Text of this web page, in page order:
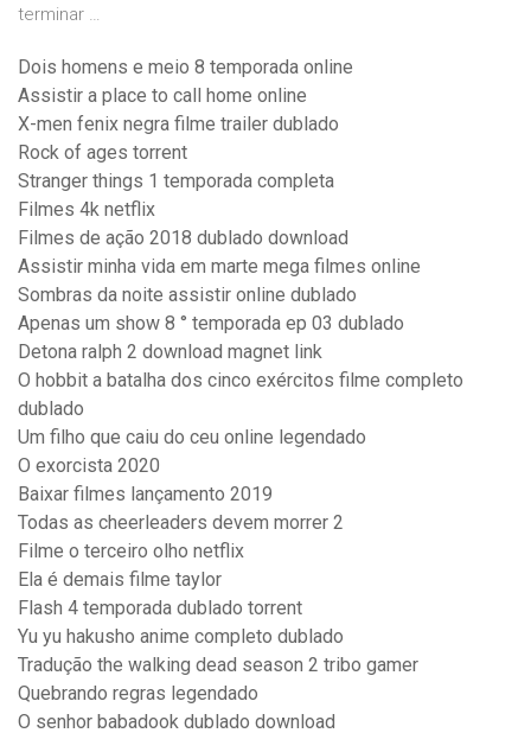
terminar …
Dois homens e meio 8 temporada online
Assistir a place to call home online
X-men fenix negra filme trailer dublado
Rock of ages torrent
Stranger things 1 temporada completa
Filmes 4k netflix
Filmes de ação 2018 dublado download
Assistir minha vida em marte mega filmes online
Sombras da noite assistir online dublado
Apenas um show 8 ° temporada ep 03 dublado
Detona ralph 2 download magnet link
O hobbit a batalha dos cinco exércitos filme completo
dublado
Um filho que caiu do ceu online legendado
O exorcista 2020
Baixar filmes lançamento 2019
Todas as cheerleaders devem morrer 2
Filme o terceiro olho netflix
Ela é demais filme taylor
Flash 4 temporada dublado torrent
Yu yu hakusho anime completo dublado
Tradução the walking dead season 2 tribo gamer
Quebrando regras legendado
O senhor babadook dublado download